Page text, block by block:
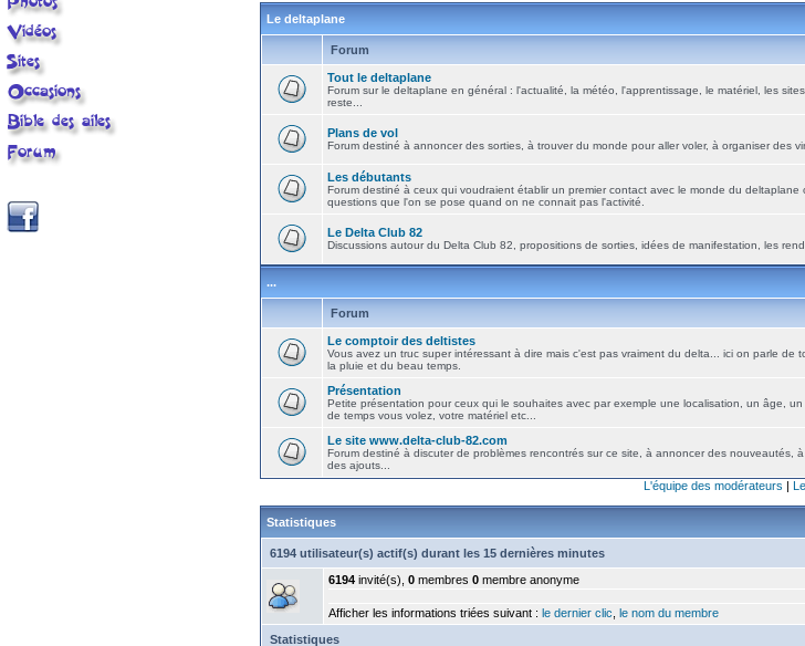
Le deltaplane
Forum
Tout le deltaplane
Forum sur le deltaplane en général : l'actualité, la météo, l'apprentissage, le matériel, les
reste...
Plans de vol
Forum destiné à annoncer des sorties, à trouver du monde pour aller voler, à organiser des
Les débutants
Forum destiné à ceux qui voudraient établir un premier contact avec le monde du deltaplane
questions que l'on se pose quand on ne connait pas l'activité.
Le Delta Club 82
Discussions autour du Delta Club 82, propositions de sorties, idées de manifestation, les
...
Forum
Le comptoir des deltistes
Vous avez un truc super intéressant à dire mais c'est pas vraiment du delta... ici on parle de
la pluie et du beau temps.
Présentation
Petite présentation pour ceux qui le souhaites avec par exemple une localisation, un âge,
de temps vous volez, votre matériel etc...
Le site www.delta-club-82.com
Forum destiné à discuter de problèmes rencontrés sur ce site, à annoncer des nouveautés,
des ajouts...
L'équipe des modérateurs |
Statistiques
6194 utilisateur(s) actif(s) durant les 15 dernières minutes
6194 invité(s), 0 membres 0 membre anonyme
Afficher les informations triées suivant : le dernier clic le nom du membre
Statistiques